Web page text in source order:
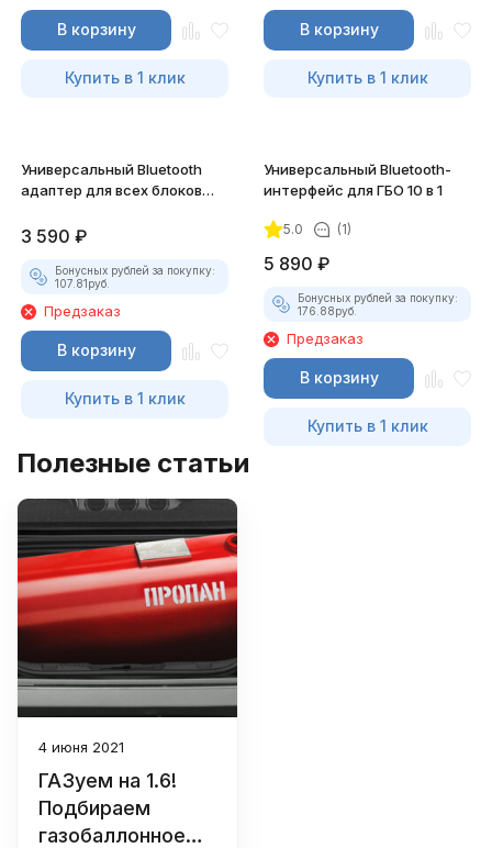
В корзину
Купить в 1 клик
В корзину
Купить в 1 клик
Универсальный Bluetooth
адаптер для всех блоков
3 590 ₽
Бонусных рублей за покупку:
107.81руб.
Предзаказ
В корзину
Купить в 1 клик
Универсальный Bluetooth-
интерфейс для ГБО 10 в 1
5.0 (1)
5 890 ₽
Бонусных рублей за покупку:
176.88руб.
Предзаказ
В корзину
Купить в 1 клик
Полезные статьи
4 июня 2021
ГАЗуем на 1.6!
Подбираем
газобаллонное